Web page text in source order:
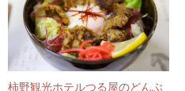
柿野観光ホテルつる屋のどんぶ